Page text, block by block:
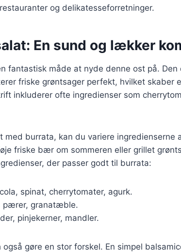
og delikatesseforretninger.
En sund og lækker
fantastisk måde at nyde denne ost på.
friske grøntsager perfekt, hvilket skaber
inkluderer ofte ingredienser som
med burrata, kan du variere ingredienserne
friske bær om sommeren eller grillet
der passer godt til burrata:
spinat, cherrytomater, agurk.
pærer, granatæble.
pinjekerner, mandler.
også gøre en stor forskel. En simpel